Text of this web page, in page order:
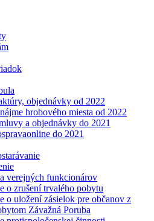
objednávky od 2022
hrobového miesta od 2022
a objednávky do 2021
do 2021
verejných funkcionárov
o zrušení trvalého pobytu
o uložení zásielok pre občanov z
Závažná Poruba